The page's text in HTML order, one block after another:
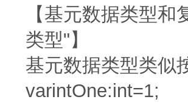
【基元数据类型
类型"】
基元数据类型类似
varintOne:int=1;